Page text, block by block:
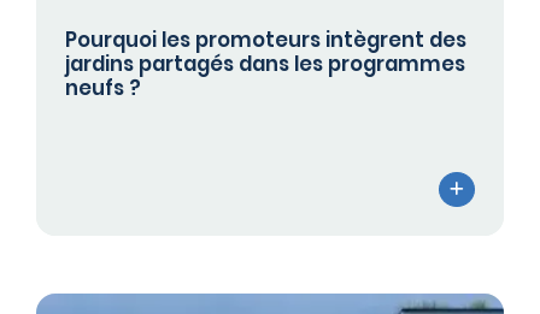
Pourquoi les promoteurs intègrent des
jardins partagés dans les programmes
neufs ?